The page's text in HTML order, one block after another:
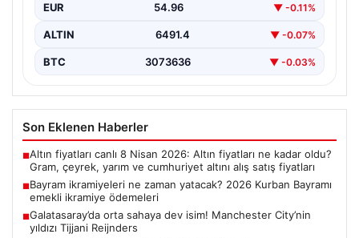
EUR 54.96 ▼ -0.11%
ALTIN 6491.4 ▼ -0.07%
BTC 3073636 ▼ -0.03%
Son Eklenen Haberler
■Altın fiyatları canlı 8 Nisan 2026: Altın fiyatları ne kadar oldu?
Gram, çeyrek, yarım ve cumhuriyet altını alış satış fiyatları
■Bayram ikramiyeleri ne zaman yatacak? 2026 Kurban Bayramı
emekli ikramiye ödemeleri
■Galatasaray’da orta sahaya dev isim! Manchester City’nin
yıldızı Tijjani Reijnders